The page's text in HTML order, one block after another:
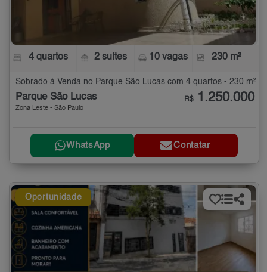
4 quartos 2 suítes 10 vagas 230 m²
Sobrado à Venda no Parque São Lucas com 4 quartos - 230 m²
Parque São Lucas
Zona Leste - São Paulo
R$ 1.250.000
WhatsApp Contatar
Oportunidade